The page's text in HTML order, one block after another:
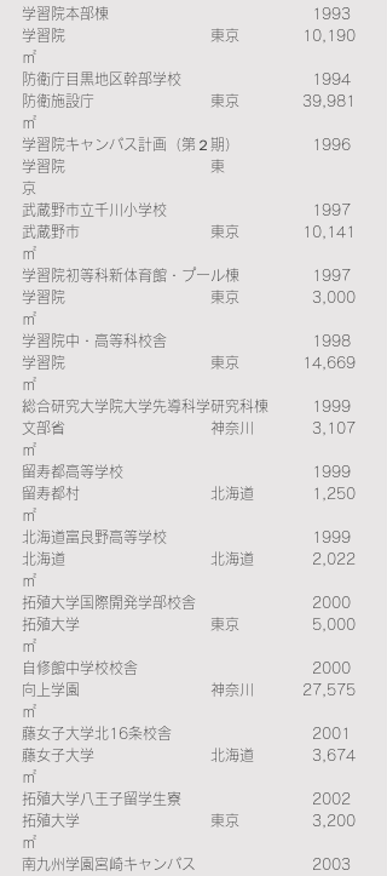
学習院本部棟　　　　　　　　　　　　　　1993
学習院　　　　　　　　　　東京　　　　 10,190
㎡
防衛庁目黒地区幹部学校　　　　　　　　　1994
防衛施設庁　　　　　　　　東京　　　　 39,981
㎡
学習院キャンパス計画（第２期）　　　　　1996
学習院　　　　　　　　　　東
京
武蔵野市立千川小学校　　　　　　　　　　1997
武蔵野市　　　　　　　　　東京　　　　 10,141
㎡
学習院初等科新体育館・プール棟　　　　　1997
学習院　　　　　　　　　　東京　　　　　3,000
㎡
学習院中・高等科校舎　　　　　　　　　　1998
学習院　　　　　　　　　　東京　　　 　14,669
㎡
総合研究大学院大学先導科学研究科棟　　　1999
文部省　　　　　　　　　　神奈川　　　　3,107
㎡
留寿都高等学校　　　　　　　　　　　　　1999
留寿都村　　　　　　　　　北海道　　　　1,250
㎡
北海道富良野高等学校　　　　　　　　　　1999
北海道　　　　　　　　　　北海道　　　　2,022
㎡
拓殖大学国際開発学部校舎　　　　　　　　2000
拓殖大学　　　　　　　　　東京　　　　　5,000
㎡
自修館中学校校舎　　　　　　　　　　　　2000
向上学園　　　　　　　　　神奈川　　　 27,575
㎡
藤女子大学北16条校舎　　　　　　　　　  2001
藤女子大学　　　　　　　　北海道　　　　3,674
㎡
拓殖大学八王子留学生寮　　　　　　　　　2002
拓殖大学　　　　　　　　　東京　　　　　3,200
㎡
南九州学園宮崎キャンパス　　　　　　　　2003